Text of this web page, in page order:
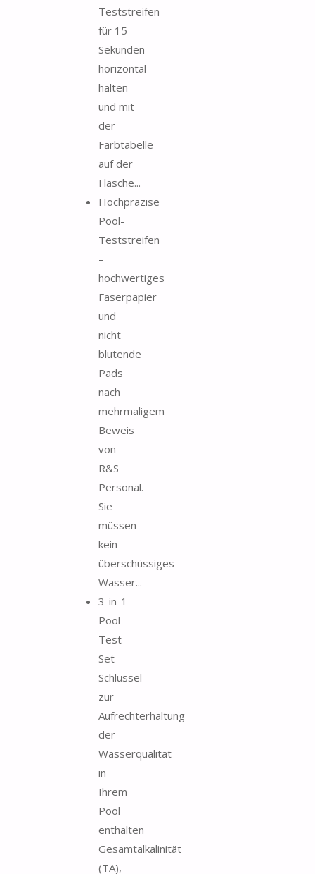
Teststreifen
für 15
Sekunden
horizontal
halten
und mit
der
Farbtabelle
auf der
Flasche...
Hochpräzise
Pool-
Teststreifen
–
hochwertiges
Faserpapier
und
nicht
blutende
Pads
nach
mehrmaligem
Beweis
von
R&S
Personal.
Sie
müssen
kein
überschüssiges
Wasser...
3-in-1
Pool-
Test-
Set –
Schlüssel
zur
Aufrechterhaltung
der
Wasserqualität
in
Ihrem
Pool
enthalten
Gesamtalkalinität
(TA),